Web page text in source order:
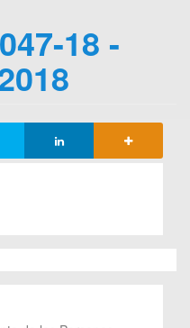
18 -